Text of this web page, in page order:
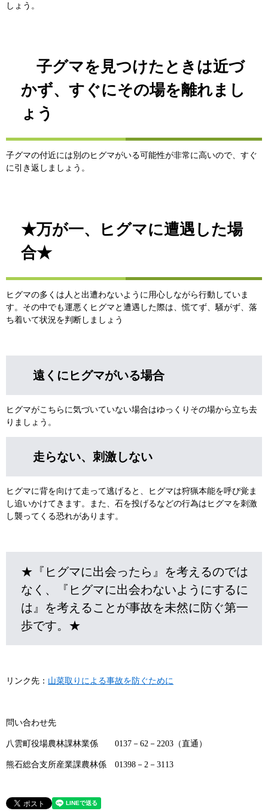
しょう。
子グマを見つけたときは近づ
かず、すぐにその場を離れまし
ょう
子グマの付近には別のヒグマがいる可能性が非常に高いので、すぐ
に引き返しましょう。
★万が一、ヒグマに遭遇した場
合★
ヒグマの多くは人と出遭わないように用心しながら行動していま
す。その中でも運悪くヒグマと遭遇した際は、慌てず、騒がず、落
ち着いて状況を判断しましょう
遠くにヒグマがいる場合
ヒグマがこちらに気づいていない場合はゆっくりその場から立ち去
りましょう。
走らない、刺激しない
ヒグマに背を向けて走って逃げると、ヒグマは狩猟本能を呼び覚ま
し追いかけてきます。また、石を投げるなどの行為はヒグマを刺激
し襲ってくる恐れがあります。
★『ヒグマに出会ったら』を考えるのでは
なく、『ヒグマに出会わないようにするに
は』を考えることが事故を未然に防ぐ第一
歩です。★
リンク先： 山菜取りによる事故を防ぐために
問い合わせ先
八雲町役場農林課林業係 0137－62－2203（直通）
熊石総合支所産業課農林係 01398－2－3113